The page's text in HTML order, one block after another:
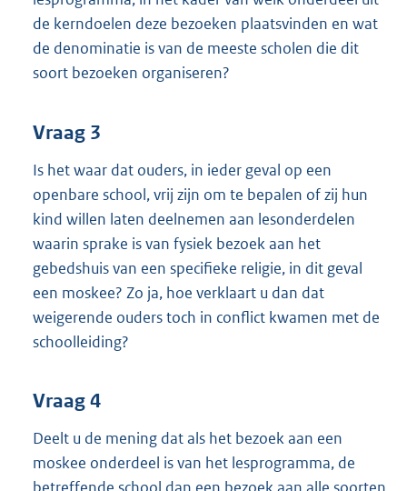
de kerndoelen deze bezoeken plaatsvinden en wat
de denominatie is van de meeste scholen die dit
soort bezoeken organiseren?
Vraag 3
Is het waar dat ouders, in ieder geval op een
openbare school, vrij zijn om te bepalen of zij hun
kind willen laten deelnemen aan lesonderdelen
waarin sprake is van fysiek bezoek aan het
gebedshuis van een specifieke religie, in dit geval
een moskee? Zo ja, hoe verklaart u dan dat
weigerende ouders toch in conflict kwamen met de
schoolleiding?
Vraag 4
Deelt u de mening dat als het bezoek aan een
moskee onderdeel is van het lesprogramma, de